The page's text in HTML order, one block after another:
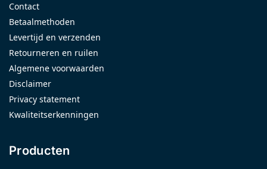
Contact
Betaalmethoden
Levertijd en verzenden
Retourneren en ruilen
Algemene voorwaarden
Disclaimer
Privacy statement
Kwaliteitserkenningen
Producten